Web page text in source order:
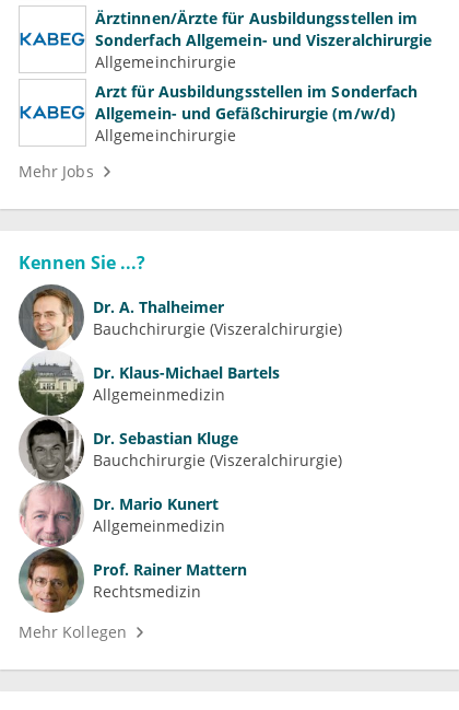
Ärztinnen/Ärzte für Ausbildungsstellen im
Sonderfach Allgemein- und Viszeralchirurgie
Allgemeinchirurgie
Arzt für Ausbildungsstellen im Sonderfach
Allgemein- und Gefäßchirurgie (m/w/d)
Allgemeinchirurgie
Mehr Jobs
Kennen Sie ...?
Dr. A. Thalheimer
Bauchchirurgie (Viszeralchirurgie)
Dr. Klaus-Michael Bartels
Allgemeinmedizin
Dr. Sebastian Kluge
Bauchchirurgie (Viszeralchirurgie)
Dr. Mario Kunert
Allgemeinmedizin
Prof. Rainer Mattern
Rechtsmedizin
Mehr Kollegen